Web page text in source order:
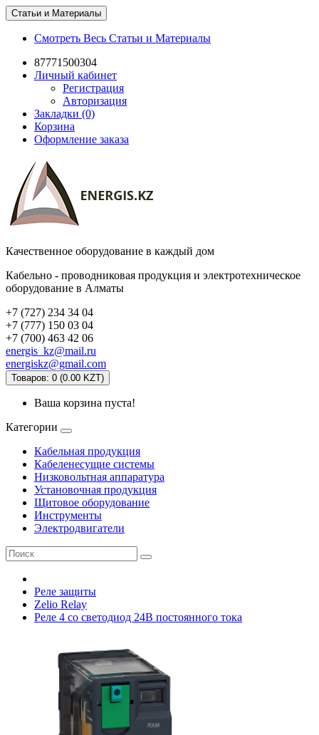
Статьи и Материалы
Смотреть Весь Статьи и Материалы
87771500304
Личный кабинет
Регистрация
Авторизация
Закладки (0)
Корзина
Оформление заказа
Качественное оборудование в каждый дом
Кабельно - проводниковая продукция и электротехническое
оборудование в Алматы
+7 (727) 234 34 04
+7 (777) 150 03 04
+7 (700) 463 42 06
energis_kz@mail.ru
energiskz@gmail.com
Товаров: 0 (0.00 KZT)
Ваша корзина пуста!
Категории
Кабельная продукция
Кабеленесущие системы
Низковольтная аппаратура
Установочная продукция
Щитовое оборудование
Инструменты
Электродвигатели
Реле защиты
Zelio Relay
Реле 4 co светодиод 24В постоянного тока